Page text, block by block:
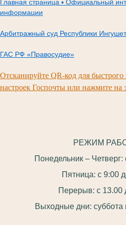
Главная страница ▪ Официальный
информации
Арбитражный суд Республики
ГАС РФ «Правосудие»
Отсканируйте QR-код для быстрого
настроек Госпочты или нажмите на
РЕЖИМ
Понедельник – Четверг:
Пятница: с 9:00
Перерыв: с 13.00
Выходные дни: суббота